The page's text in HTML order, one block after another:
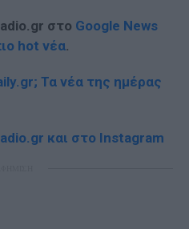
στο Google News
hot νέα.
Τα νέα της ημέρας
και στο Instagram